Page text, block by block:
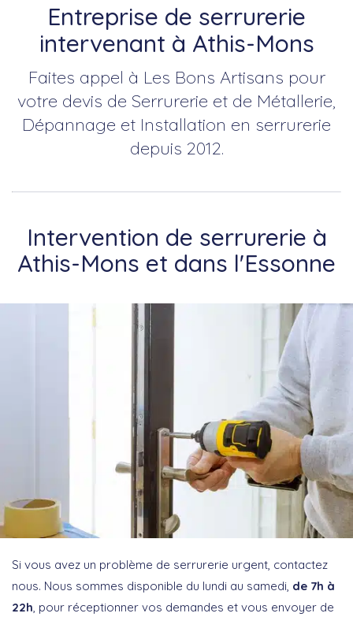
Entreprise de serrurerie
intervenant à Athis-Mons
Faites appel à Les Bons Artisans pour
votre devis de Serrurerie et de Métallerie,
Dépannage et Installation en serrurerie
depuis 2012.
Intervention de serrurerie à
Athis-Mons et dans l'Essonne
Si vous avez un problème de serrurerie urgent, contactez
nous. Nous sommes disponible du lundi au samedi, de 7h à
22h, pour réceptionner vos demandes et vous envoyer de